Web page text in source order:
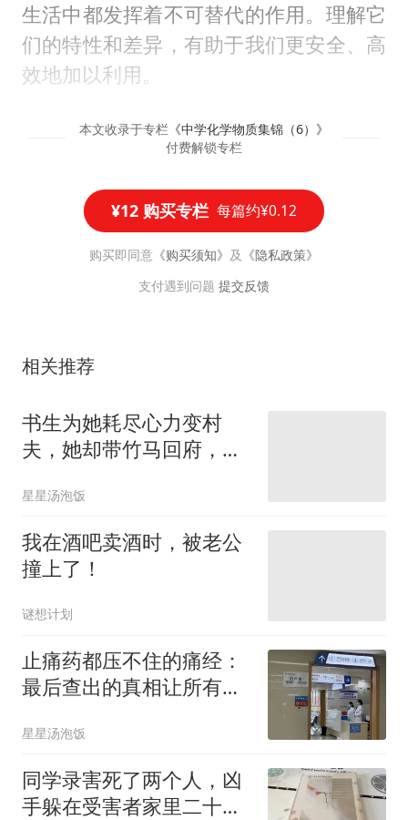
生活中都发挥着不可替代的作用。理解它
们的特性和差异，有助于我们更安全、高
效地加以利用。
本文收录于专栏 《中学化学物质集锦（6） 》
付费解锁专栏
¥12 购买专栏 每篇约¥0.12
购买即同意 《购买须知》 及 《隐私政策》
支付遇到问题 提交反馈
相关推荐
书生为她耗尽心力变村
夫，她却带竹马回府，得
星星汤泡饭
我在酒吧卖酒时，被老公
撞上了！
谜想计划
止痛药都压不住的痛经：
最后查出的真相让所有医
星星汤泡饭
同学录害死了两个人，凶
手躲在受害者家里二十